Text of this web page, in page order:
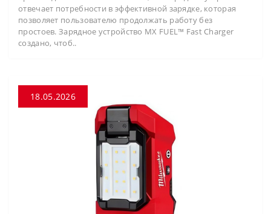
отвечает потребности в эффективной зарядке, которая
позволяет пользователю продолжать работу без
простоев. Зарядное устройство MX FUEL™ Fast Charger
создано, чтоб..
18.05.2026